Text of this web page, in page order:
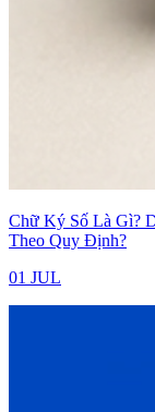
Chữ Ký Số Là Gì?
Theo Quy Định?
01 JUL